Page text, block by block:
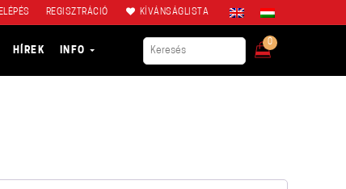
REGISZTRÁCIÓ KÍVÁNSÁGLISTA
HÍREK INFO
0